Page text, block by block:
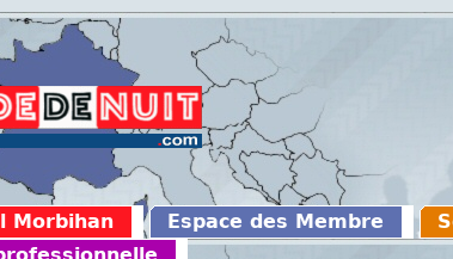
Morbihan Espace des Membre